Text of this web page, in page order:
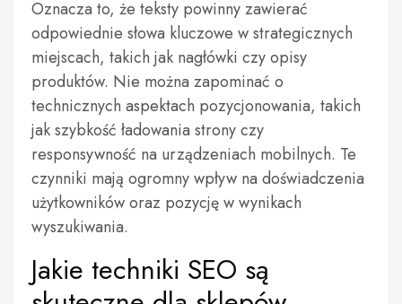
Oznacza to, że teksty powinny zawierać
odpowiednie słowa kluczowe w strategicznych
miejscach, takich jak nagłówki czy opisy
produktów. Nie można zapominać o
technicznych aspektach pozycjonowania, takich
jak szybkość ładowania strony czy
responsywność na urządzeniach mobilnych. Te
czynniki mają ogromny wpływ na doświadczenia
użytkowników oraz pozycję w wynikach
wyszukiwania.
Jakie techniki SEO są